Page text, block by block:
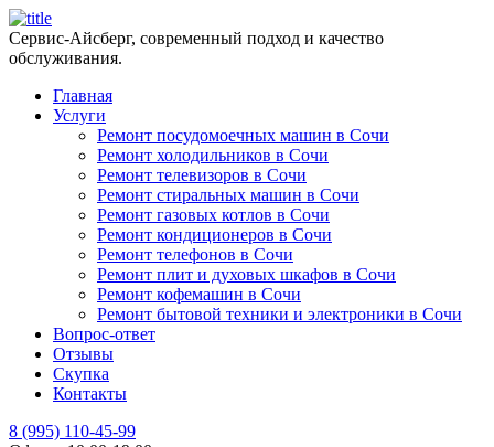
Сервис-Айсберг, современный подход и качество
обслуживания.
Главная
Услуги
Ремонт посудомоечных машин в Сочи
Ремонт холодильников в Сочи
Ремонт телевизоров в Сочи
Ремонт стиральных машин в Сочи
Ремонт газовых котлов в Сочи
Ремонт кондиционеров в Сочи
Ремонт телефонов в Сочи
Ремонт плит и духовых шкафов в Сочи
Ремонт кофемашин в Сочи
Ремонт бытовой техники и электроники в Сочи
Вопрос-ответ
Отзывы
Скупка
Контакты
8 (995) 110-45-99